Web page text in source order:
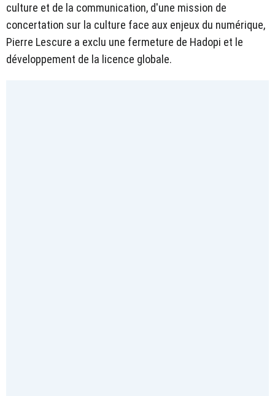
culture et de la communication, d'une mission de
concertation sur la culture face aux enjeux du numérique,
Pierre Lescure a exclu une fermeture de Hadopi et le
développement de la licence globale.